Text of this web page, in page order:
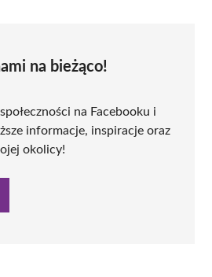
na bieżąco!
na Facebooku i
informacje, inspiracje oraz
okolicy!